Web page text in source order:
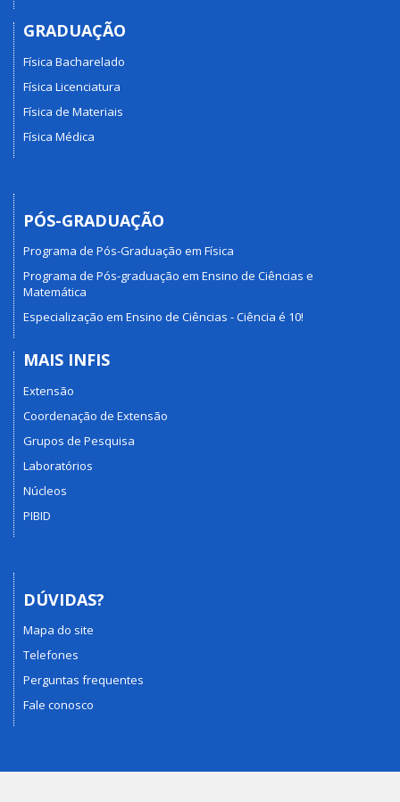
GRADUAÇÃO
Física Bacharelado
Física Licenciatura
Física de Materiais
Física Médica
PÓS-GRADUAÇÃO
Programa de Pós-Graduação em Física
Programa de Pós-graduação em Ensino de Ciências e
Matemática
Especialização em Ensino de Ciências - Ciência é 10!
MAIS INFIS
Extensão
Coordenação de Extensão
Grupos de Pesquisa
Laboratórios
Núcleos
PIBID
DÚVIDAS?
Mapa do site
Telefones
Perguntas frequentes
Fale conosco